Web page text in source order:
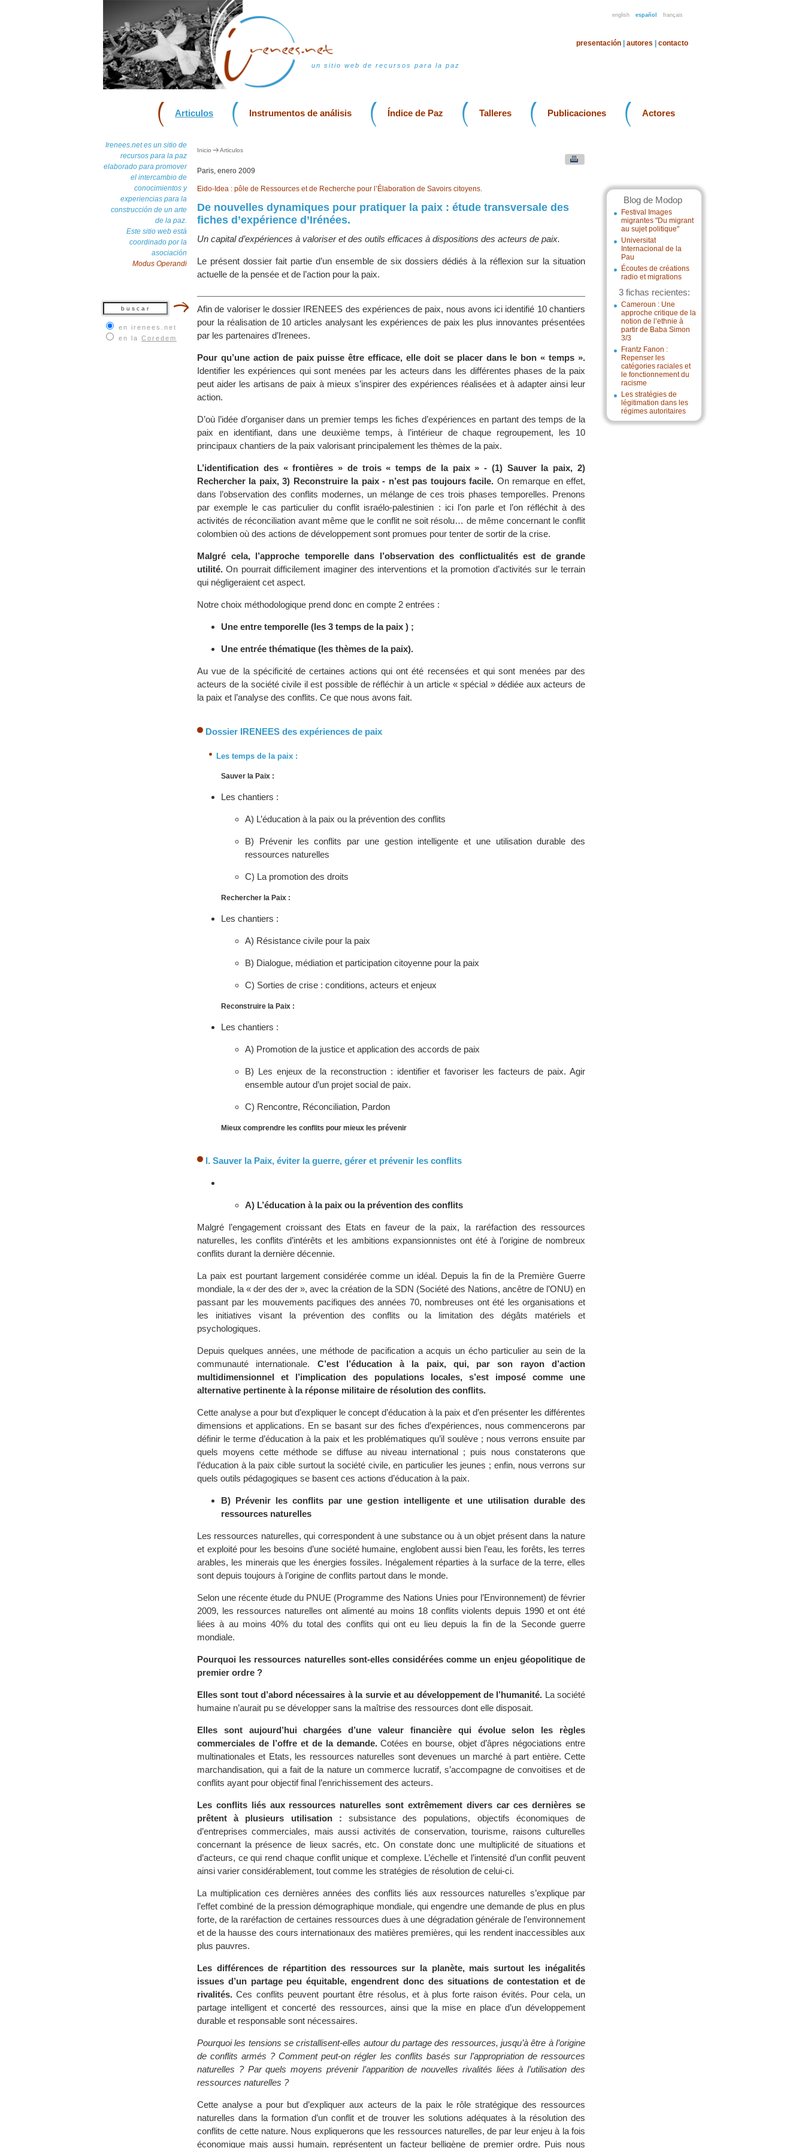
english español français
un sitio web de recursos para la paz
presentación autores contacto
Articulos Instrumentos de análisis Índice de Paz Talleres Publicaciones Actores
Irenees.net es un sitio de
recursos para la paz
elaborado para promover
el intercambio de
conocimientos y
experiencias para la
construcción de un arte
de la paz.
Este sitio web está
coordinado por la
asociación
Modus Operandi
en irenees.net
en la Coredem
Blog de Modop
Festival Images
migrantes "Du migrant
au sujet politique"
Universitat
Internacional de la
Pau
Écoutes de créations
radio et migrations
3 fichas recientes:
Cameroun : Une
approche critique de la
notion de l’ethnie à
partir de Baba Simon
3/3
Frantz Fanon :
Repenser les
catégories raciales et
le fonctionnement du
racisme
Les stratégies de
légitimation dans les
régimes autoritaires
Inicio Articulos
Paris, enero 2009
Eido-Idea : pôle de Ressources et de Recherche pour l’Élaboration de Savoirs citoyens.
De nouvelles dynamiques pour pratiquer la paix : étude transversale des
fiches d’expérience d’Irénées.
Un capital d’expériences à valoriser et des outils efficaces à dispositions des acteurs de paix.
Le présent dossier fait partie d’un ensemble de six dossiers dédiés à la réflexion sur la situation
actuelle de la pensée et de l’action pour la paix.
Afin de valoriser le dossier IRENEES des expériences de paix, nous avons ici identifié 10 chantiers
pour la réalisation de 10 articles analysant les expériences de paix les plus innovantes présentées
par les partenaires d’Irenees.
Pour qu’une action de paix puisse être efficace, elle doit se placer dans le bon « temps ».
Identifier les expériences qui sont menées par les acteurs dans les différentes phases de la paix
peut aider les artisans de paix à mieux s’inspirer des expériences réalisées et à adapter ainsi leur
action.
D’où l’idée d’organiser dans un premier temps les fiches d’expériences en partant des temps de la
paix en identifiant, dans une deuxième temps, à l’intérieur de chaque regroupement, les 10
principaux chantiers de la paix valorisant principalement les thèmes de la paix.
L’identification des « frontières » de trois « temps de la paix » - (1) Sauver la paix, 2)
Rechercher la paix, 3) Reconstruire la paix - n’est pas toujours facile. On remarque en effet,
dans l’observation des conflits modernes, un mélange de ces trois phases temporelles. Prenons
par exemple le cas particulier du conflit israélo-palestinien : ici l’on parle et l’on réfléchit à des
activités de réconciliation avant même que le conflit ne soit résolu… de même concernant le conflit
colombien où des actions de développement sont promues pour tenter de sortir de la crise.
Malgré cela, l’approche temporelle dans l’observation des conflictualités est de grande
utilité. On pourrait difficilement imaginer des interventions et la promotion d’activités sur le terrain
qui négligeraient cet aspect.
Notre choix méthodologique prend donc en compte 2 entrées :
Une entre temporelle (les 3 temps de la paix ) ;
Une entrée thématique (les thèmes de la paix).
Au vue de la spécificité de certaines actions qui ont été recensées et qui sont menées par des
acteurs de la société civile il est possible de réfléchir à un article « spécial » dédiée aux acteurs de
la paix et l’analyse des conflits. Ce que nous avons fait.
Dossier IRENEES des expériences de paix
Les temps de la paix :
Sauver la Paix :
Les chantiers :
A) L’éducation à la paix ou la prévention des conflits
B) Prévenir les conflits par une gestion intelligente et une utilisation durable des
ressources naturelles
C) La promotion des droits
Rechercher la Paix :
Les chantiers :
A) Résistance civile pour la paix
B) Dialogue, médiation et participation citoyenne pour la paix
C) Sorties de crise : conditions, acteurs et enjeux
Reconstruire la Paix :
Les chantiers :
A) Promotion de la justice et application des accords de paix
B) Les enjeux de la reconstruction : identifier et favoriser les facteurs de paix. Agir
ensemble autour d’un projet social de paix.
C) Rencontre, Réconciliation, Pardon
Mieux comprendre les conflits pour mieux les prévenir
I. Sauver la Paix, éviter la guerre, gérer et prévenir les conflits
A) L’éducation à la paix ou la prévention des conflits
Malgré l’engagement croissant des Etats en faveur de la paix, la raréfaction des ressources
naturelles, les conflits d’intérêts et les ambitions expansionnistes ont été à l’origine de nombreux
conflits durant la dernière décennie.
La paix est pourtant largement considérée comme un idéal. Depuis la fin de la Première Guerre
mondiale, la « der des der », avec la création de la SDN (Société des Nations, ancêtre de l’ONU) en
passant par les mouvements pacifiques des années 70, nombreuses ont été les organisations et
les initiatives visant la prévention des conflits ou la limitation des dégâts matériels et
psychologiques.
Depuis quelques années, une méthode de pacification a acquis un écho particulier au sein de la
communauté internationale. C’est l’éducation à la paix, qui, par son rayon d’action
multidimensionnel et l’implication des populations locales, s’est imposé comme une
alternative pertinente à la réponse militaire de résolution des conflits.
Cette analyse a pour but d’expliquer le concept d’éducation à la paix et d’en présenter les différentes
dimensions et applications. En se basant sur des fiches d’expériences, nous commencerons par
définir le terme d’éducation à la paix et les problématiques qu’il soulève ; nous verrons ensuite par
quels moyens cette méthode se diffuse au niveau international ; puis nous constaterons que
l’éducation à la paix cible surtout la société civile, en particulier les jeunes ; enfin, nous verrons sur
quels outils pédagogiques se basent ces actions d’éducation à la paix.
B) Prévenir les conflits par une gestion intelligente et une utilisation durable des
ressources naturelles
Les ressources naturelles, qui correspondent à une substance ou à un objet présent dans la nature
et exploité pour les besoins d’une société humaine, englobent aussi bien l’eau, les forêts, les terres
arables, les minerais que les énergies fossiles. Inégalement réparties à la surface de la terre, elles
sont depuis toujours à l’origine de conflits partout dans le monde.
Selon une récente étude du PNUE (Programme des Nations Unies pour l’Environnement) de février
2009, les ressources naturelles ont alimenté au moins 18 conflits violents depuis 1990 et ont été
liées à au moins 40% du total des conflits qui ont eu lieu depuis la fin de la Seconde guerre
mondiale.
Pourquoi les ressources naturelles sont-elles considérées comme un enjeu géopolitique de
premier ordre ?
Elles sont tout d’abord nécessaires à la survie et au développement de l’humanité. La société
humaine n’aurait pu se développer sans la maîtrise des ressources dont elle disposait.
Elles sont aujourd’hui chargées d’une valeur financière qui évolue selon les règles
commerciales de l’offre et de la demande.Cotées en bourse, objet d’âpres négociations entre
multinationales et Etats, les ressources naturelles sont devenues un marché à part entière. Cette
marchandisation, qui a fait de la nature un commerce lucratif, s’accompagne de convoitises et de
conflits ayant pour objectif final l’enrichissement des acteurs.
Les conflits liés aux ressources naturelles sont extrêmement divers car ces dernières se
prêtent à plusieurs utilisation : subsistance des populations, objectifs économiques de
d’entreprises commerciales, mais aussi activités de conservation, tourisme, raisons culturelles
concernant la présence de lieux sacrés, etc. On constate donc une multiplicité de situations et
d’acteurs, ce qui rend chaque conflit unique et complexe. L’échelle et l’intensité d’un conflit peuvent
ainsi varier considérablement, tout comme les stratégies de résolution de celui-ci.
La multiplication ces dernières années des conflits liés aux ressources naturelles s’explique par
l’effet combiné de la pression démographique mondiale, qui engendre une demande de plus en plus
forte, de la raréfaction de certaines ressources dues à une dégradation générale de l’environnement
et de la hausse des cours internationaux des matières premières, qui les rendent inaccessibles aux
plus pauvres.
Les différences de répartition des ressources sur la planète, mais surtout les inégalités
issues d’un partage peu équitable, engendrent donc des situations de contestation et de
rivalités. Ces conflits peuvent pourtant être résolus, et à plus forte raison évités. Pour cela, un
partage intelligent et concerté des ressources, ainsi que la mise en place d’un développement
durable et responsable sont nécessaires.
Pourquoi les tensions se cristallisent-elles autour du partage des ressources, jusqu’à être à l’origine
de conflits armés ? Comment peut-on régler les conflits basés sur l’appropriation de ressources
naturelles ? Par quels moyens prévenir l’apparition de nouvelles rivalités liées à l’utilisation des
ressources naturelles ?
Cette analyse a pour but d’expliquer aux acteurs de la paix le rôle stratégique des ressources
naturelles dans la formation d’un conflit et de trouver les solutions adéquates à la résolution des
conflits de cette nature. Nous expliquerons que les ressources naturelles, de par leur enjeu à la fois
économique mais aussi humain, représentent un facteur belligène de premier ordre. Puis nous